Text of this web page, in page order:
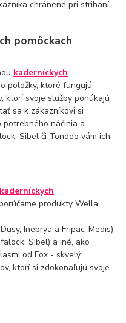
chránené pri strihaní,
pomôckach
kaderníckych
položky, ktoré fungujú
ktorí svoje služby ponúkajú
sa k zákazníkovi si
potrebného náčinia a
Sibel či Tondeo vám ich
kaderníckych
produkty Wella
Inebrya a Fripac-Medis),
Sibel) a iné, ako
od Fox - skvelý
ktorí si zdokonaľujú svoje